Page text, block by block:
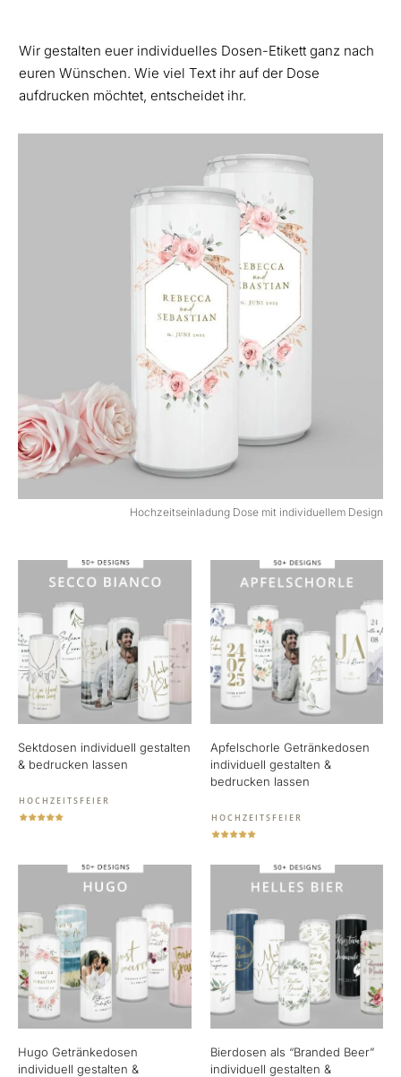
Wir gestalten euer individuelles Dosen-Etikett ganz nach
euren Wünschen. Wie viel Text ihr auf der Dose
aufdrucken möchtet, entscheidet ihr.
Hochzeitseinladung Dose mit individuellem Design
Sektdosen individuell gestalten
& bedrucken lassen
HOCHZEITSFEIER
Apfelschorle Getränkedosen
individuell gestalten &
bedrucken lassen
HOCHZEITSFEIER
Hugo Getränkedosen
individuell gestalten &
Bierdosen als “Branded Beer”
individuell gestalten &